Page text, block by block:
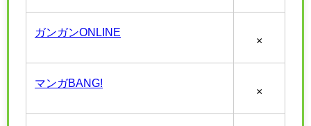
ガンガンONLINE
×
マンガBANG!
×